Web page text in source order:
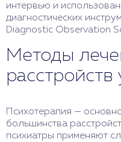
интервью и
диагностических
Diagnostic Observation
Методы
расстройств
Психотерапия —
большинства
психиатры применяют